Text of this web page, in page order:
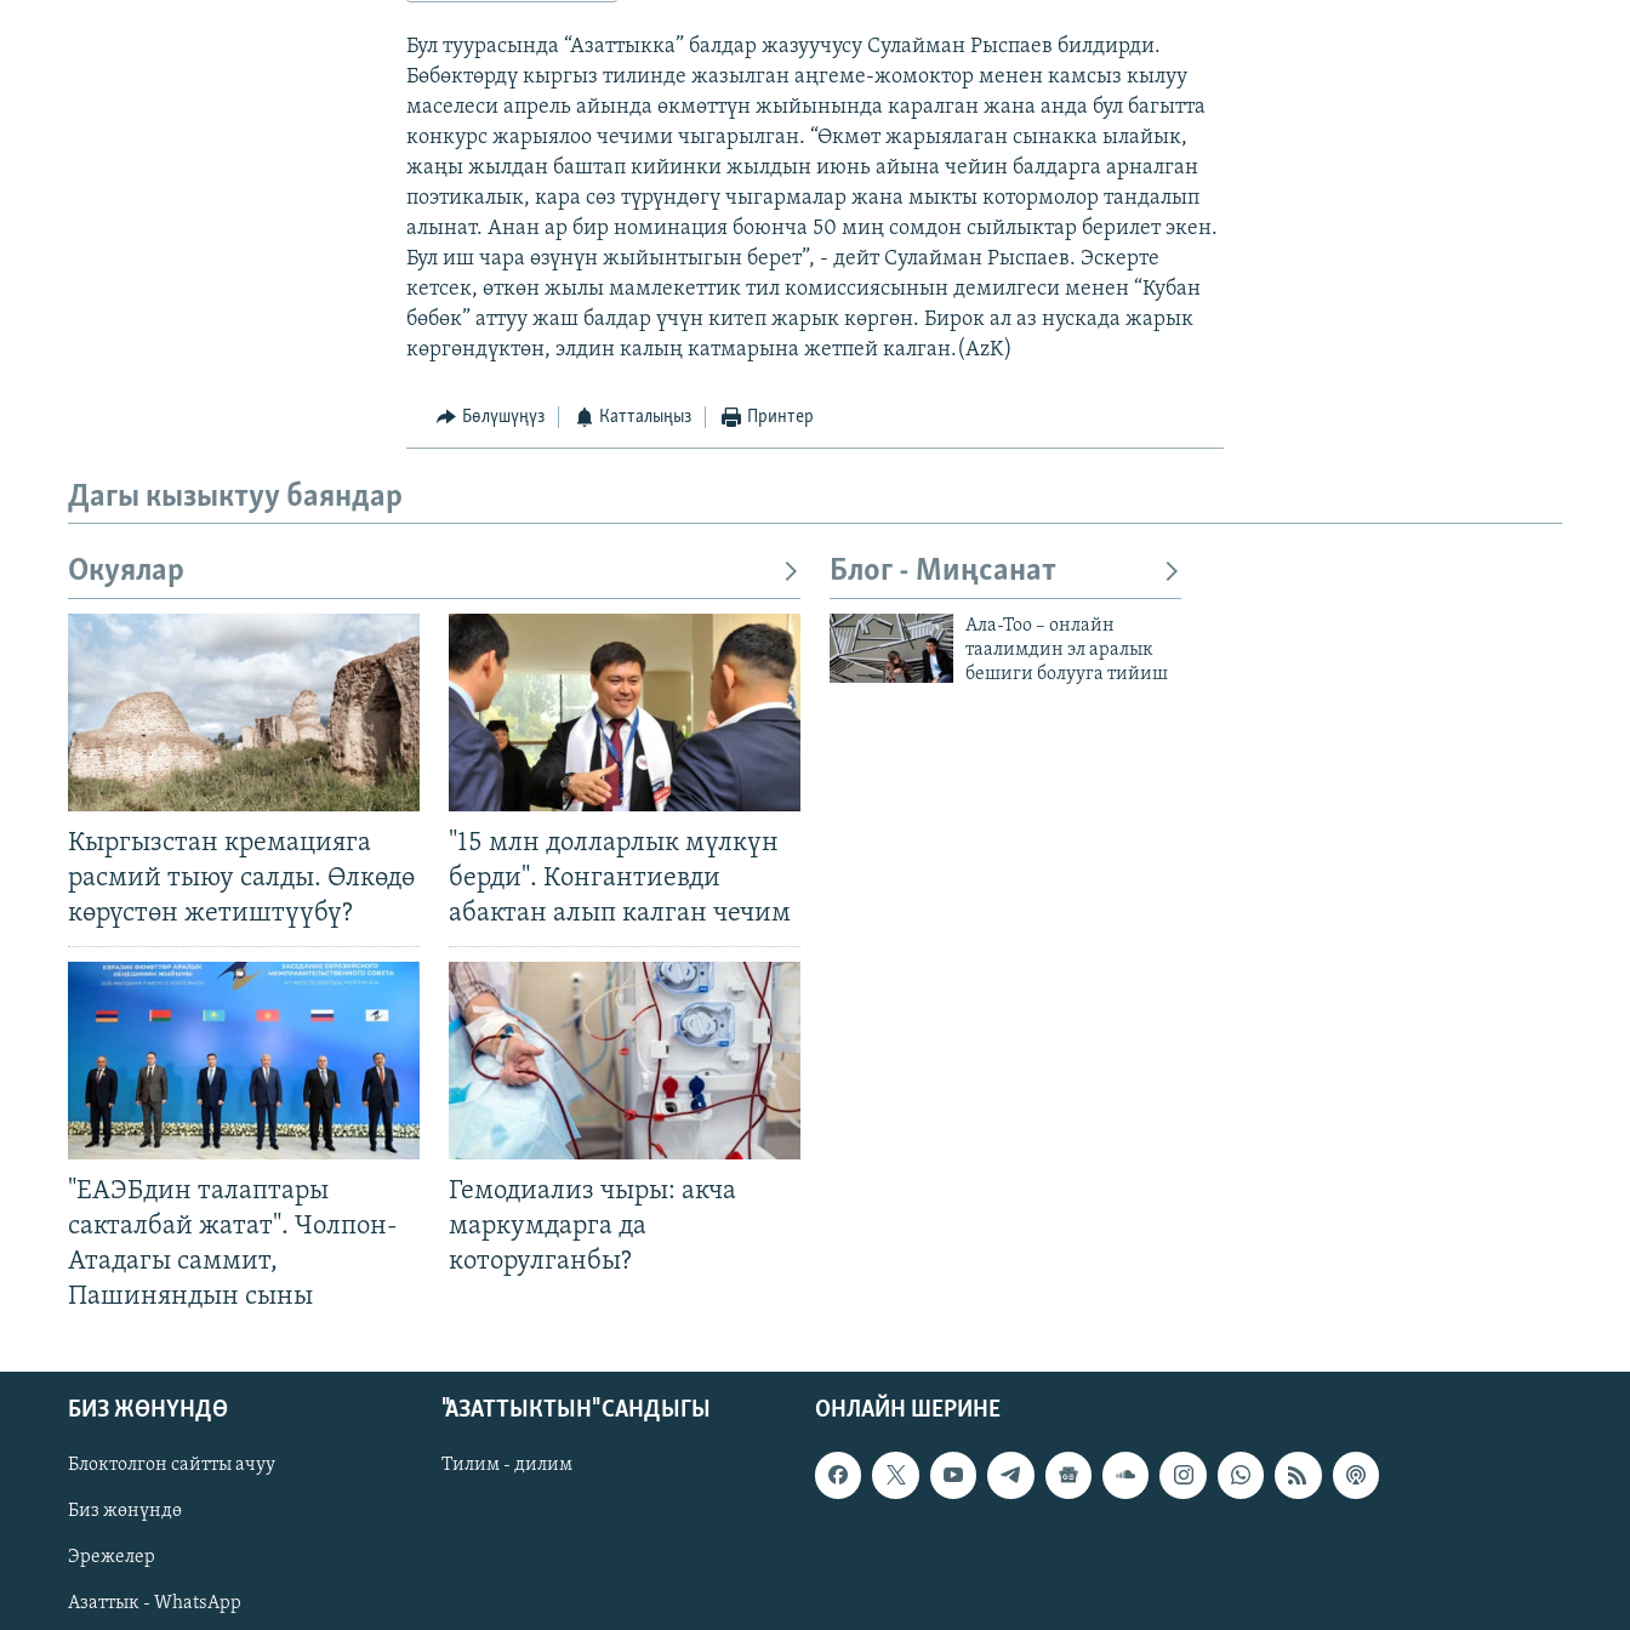
Русский
ОНЛАЙН ШЕРИНЕ
Бул туурасында “Азаттыкка” балдар жазуучусу Сулайман Рыспаев билдирди.
Бөбөктөрдү кыргыз тилинде жазылган аңгеме-жомоктор менен камсыз кылуу
маселеси апрель айында өкмөттүн жыйынында каралган жана анда бул багытта
конкурс жарыялоо чечими чыгарылган. “Өкмөт жарыялаган сынакка ылайык,
жаңы жылдан баштап кийинки жылдын июнь айына чейин балдарга арналган
поэтикалык, кара сөз түрүндөгү чыгармалар жана мыкты котормолор тандалып
алынат. Анан ар бир номинация боюнча 50 миң сомдон сыйлыктар берилет экен.
Бул иш чара өзүнүн жыйынтыгын берет”, - дейт Сулайман Рыспаев. Эскерте
кетсек, өткөн жылы мамлекеттик тил комиссиясынын демилгеси менен “Кубан
бөбөк” аттуу жаш балдар үчүн китеп жарык көргөн. Бирок ал аз нускада жарык
көргөндүктөн, элдин калың катмарына жетпей калган.(AzK)
Бөлүшүңүз Катталыңыз Принтер
Дагы кызыктуу баяндар
Окуялар
Кыргызстан кремацияга
расмий тыюу салды. Өлкөдө
көрүстөн жетиштүүбү?
"15 млн долларлык мүлкүн
берди". Конгантиевди
абактан алып калган чечим
"ЕАЭБдин талаптары
сакталбай жатат". Чолпон-
Атадагы саммит,
Пашиняндын сыны
Гемодиализ чыры: акча
маркумдарга да
которулганбы?
Блог - Миңсанат
Ала-Тоо – онлайн
таалимдин эл аралык
бешиги болууга тийиш
ОНЛАЙН ШЕРИНЕ
БИЗ ЖӨНҮНДӨ
Блоктолгон сайтты ачуу
Биз жөнүндө
Эрежелер
Азаттык - WhatsApp
"АЗАТТЫКТЫН" САНДЫГЫ
Тилим - дилим